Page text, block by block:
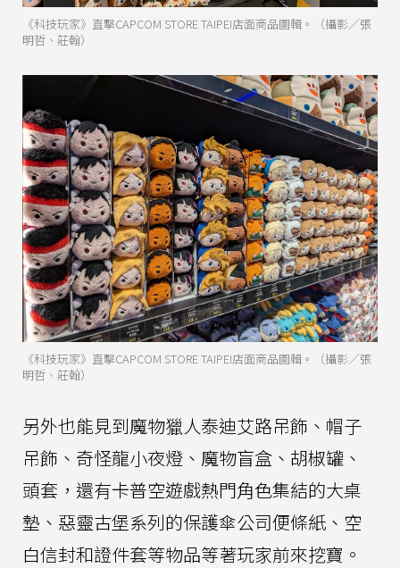
《科技玩家》直擊CAPCOM STORE TAIPEI店面商品圖輯。（攝影／張
明哲、莊翰）
《科技玩家》直擊CAPCOM STORE TAIPEI店面商品圖輯。（攝影／張
明哲、莊翰）
另外也能見到魔物獵人泰迪艾路吊飾、帽子
吊飾、奇怪龍小夜燈、魔物盲盒、胡椒罐、
頭套，還有卡普空遊戲熱門角色集結的大桌
墊、惡靈古堡系列的保護傘公司便條紙、空
白信封和證件套等物品等著玩家前來挖寶。